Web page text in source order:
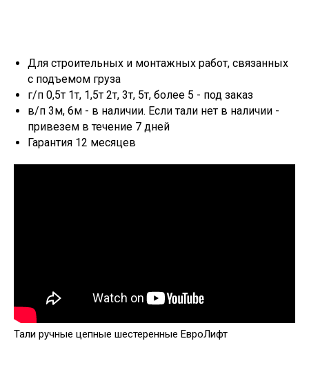
Для строительных и монтажных работ, связанных
с подъемом груза
г/п 0,5т 1т, 1,5т 2т, 3т, 5т, более 5 - под заказ
в/п 3м, 6м - в наличии. Если тали нет в наличии -
привезем в течение 7 дней
Гарантия 12 месяцев
Тали ручные цепные шестеренные ЕвроЛифт